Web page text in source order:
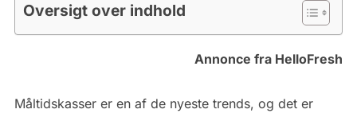
Oversigt over indhold
Annonce fra HelloFresh
Måltidskasser er en af de nyeste trends, og det er